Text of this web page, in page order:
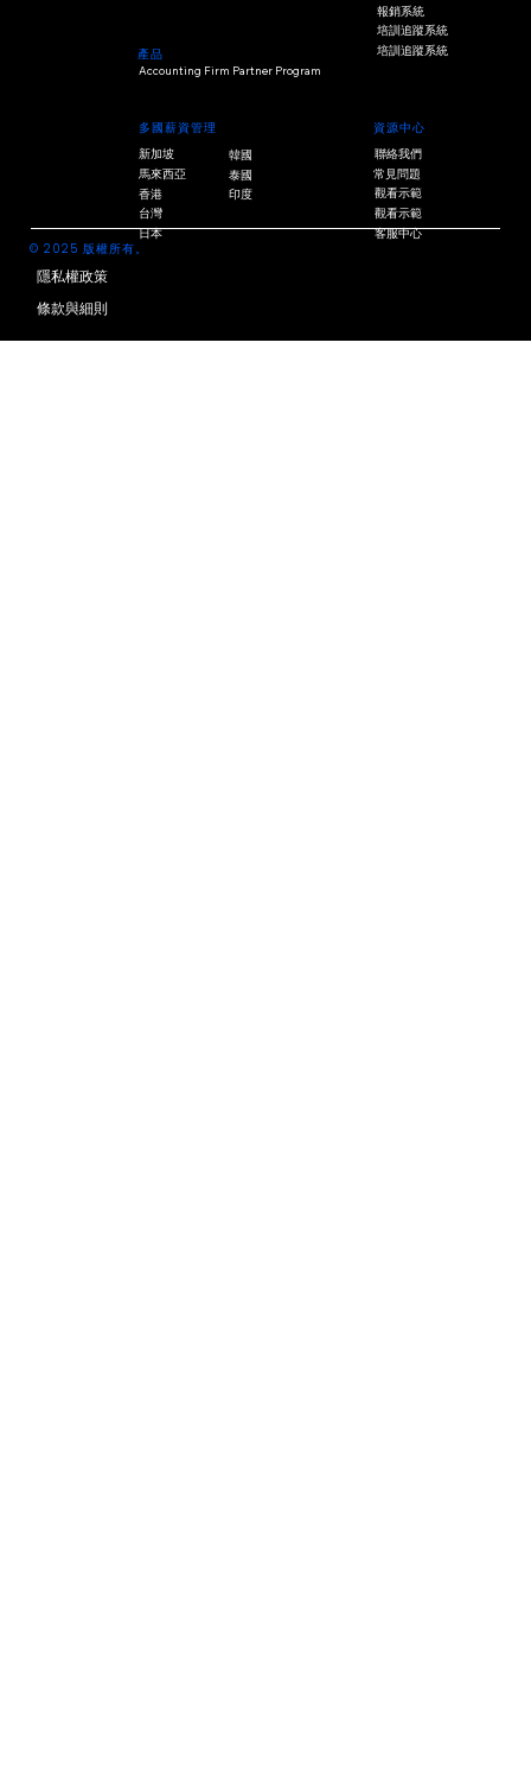
報銷系統
培訓追蹤系統
培訓追蹤系統
產品
Accounting Firm Partner Program
多國薪資管理
新加坡
馬來西亞
香港
台灣
日本
韓國
泰國
印度
資源中心
聯絡我們
常見問題
觀看示範
觀看示範
客服中心
© 2025 版權所有。
隱私權政策
條款與細則